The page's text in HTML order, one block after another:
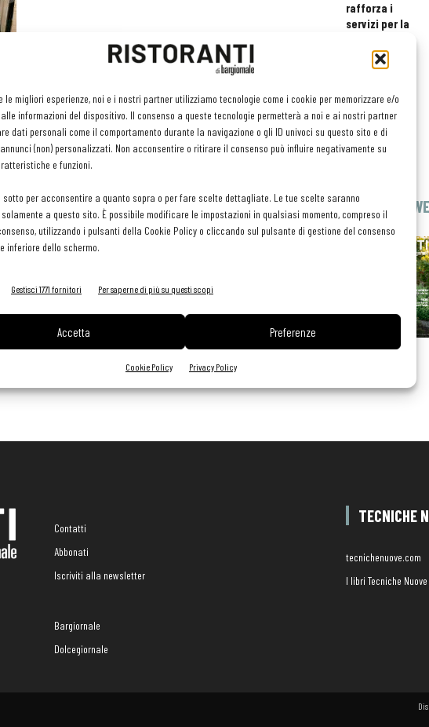
le migliori esperienze, noi e i nostri partner utilizziamo tecnologie come i cookie per memorizzare e/o
informazioni del dispositivo. Il consenso a queste tecnologie permetterà a noi e ai nostri partner
dati personali come il comportamento durante la navigazione o gli ID univoci su questo sito e di
(non) personalizzati. Non acconsentire o ritirare il consenso può influire negativamente su
e funzioni.
sotto per acconsentire a quanto sopra o per fare scelte dettagliate. Le tue scelte saranno
a questo sito. È possibile modificare le impostazioni in qualsiasi momento, compreso il
utilizzando i pulsanti della Cookie Policy o cliccando sul pulsante di gestione del consenso
inferiore dello schermo.
Gestisci 1771 fornitori Per saperne di più su questi scopi
Accetta Preferenze
Cookie Policy Privacy Policy
rafforza i
servizi per la
orario esteso
e tessera
professionisti
HoReCa
29 Luglio 2026
EDICOLA
Contatti
Abbonati
Iscriviti alla newsletter
Bargiornale
Dolcegiornale
TECNICHE
tecnichenuove.com
I libri Tecniche Nuove